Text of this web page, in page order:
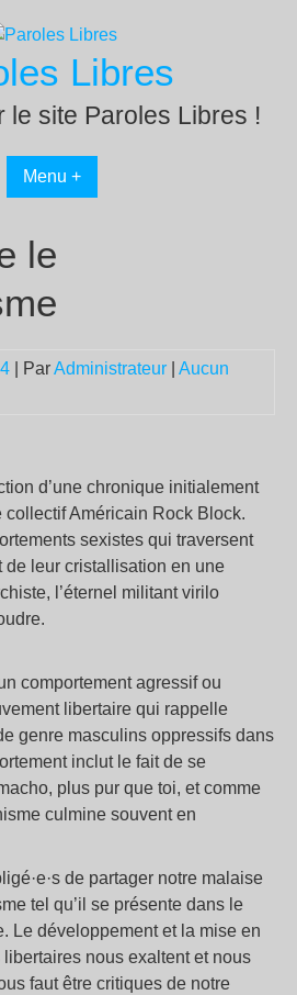
Libres
le site Paroles Libres !
Menu +
le
| ParAdministrateur
Aucun
d’une chronique initialement
Américain Rock Block.
sexistes qui traversent
de leur cristallisation en une
l’éternel militant virilo
comportement agressif ou
libertaire qui rappelle
genre masculins oppressifs dans
inclut le fait de se
plus pur que toi, et comme
culmine souvent en
de partager notre malaise
tel qu’il se présente dans le
Le développement et la mise en
nous exaltent et nous
faut être critiques de notre